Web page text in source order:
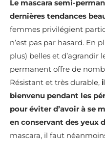
Le mascara semi-
dernières tendances
femmes privilégient
n’est pas par hasard. En
plus) belles et d’agrandir
permanent offre de
Résistant et très durable,
bienvenu pendant les
pour éviter d’avoir à se
en conservant des yeux
mascara, il faut